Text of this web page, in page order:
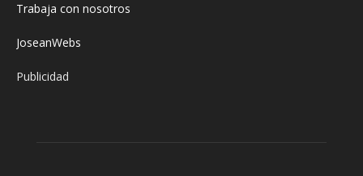
Trabaja con nosotros
JoseanWebs
Publicidad